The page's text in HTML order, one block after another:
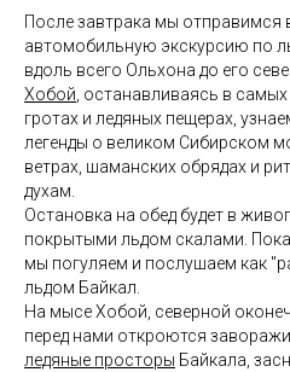
После завтрака мы отправимся
автомобильную экскурсию по
вдоль всего Ольхона до его
Хобой , останавливаясь в
гротах и ледяных пещерах,
легенды о великом Сибирском
ветрах, шаманских обрядах и
духам.
Остановка на обед будет в
покрытыми льдом скалами.
мы погуляем и послушаем как
льдом Байкал.
На мысе Хобой, северной
перед нами откроются
ледяные просторы Байкала,